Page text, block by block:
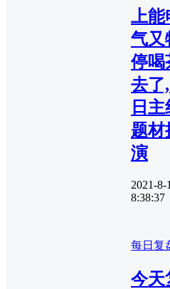
上能
气又
停喝
去了
日主
题材
演
2021-8-
8:38:37
每日复
今天